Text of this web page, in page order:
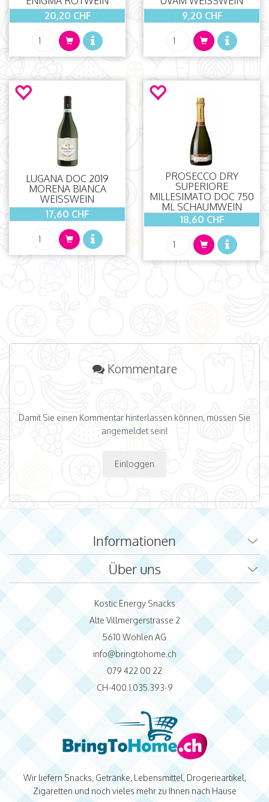
20,20 CHF
9,20 CHF
LUGANA DOC 2019
MORENA BIANCA
WEISSWEIN
17,60 CHF
PROSECCO DRY
SUPERIORE
MILLESIMATO DOC 750
ML SCHAUMWEIN
18,60 CHF
Kommentare
Damit Sie einen Kommentar hinterlassen können, müssen Sie
angemeldet sein!
Einloggen
Informationen
Über uns
Kostic Energy Snacks
Alte Villmergerstrasse 2
5610 Wohlen AG
info@bringtohome.ch
079 422 00 22
CH-400.1.035.393-9
Wir liefern Snacks, Getränke, Lebensmittel, Drogerieartikel,
Zigaretten und noch vieles mehr zu Ihnen nach Hause